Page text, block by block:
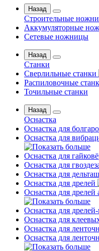
Назад
Строительные
Аккумуляторные
Сетевые ножницы
Назад
Станки
Сверлильные станки
Распиловочные
Точильные станки
Назад
Оснастка
Оснастка для
Оснастка для
Оснастка для
Оснастка для
Оснастка для
Оснастка для дрелей
Оснастка для дрелей
Оснастка для
Оснастка для
Оснастка для
Оснастка для